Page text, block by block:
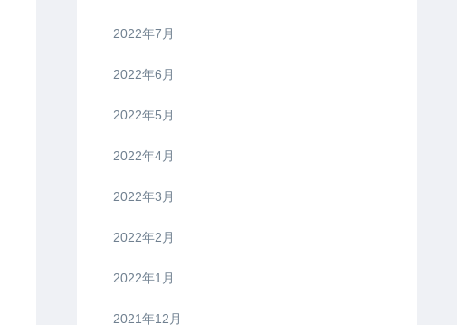
2022年7月
2022年6月
2022年5月
2022年4月
2022年3月
2022年2月
2022年1月
2021年12月